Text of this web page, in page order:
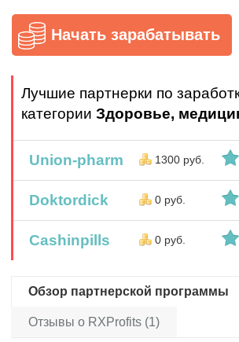
Начать зарабатывать
Лучшие партнерки по
категории Здоровье,
Union-pharm 1300 руб.
Doktordick 0 руб.
Cashinpills 0 руб.
Обзор партнерской программы
Отзывы о RXProfits (1)